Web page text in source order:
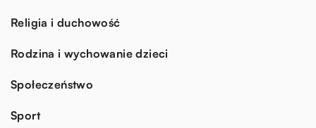
Religia i duchowość
Rodzina i wychowanie dzieci
Społeczeństwo
Sport